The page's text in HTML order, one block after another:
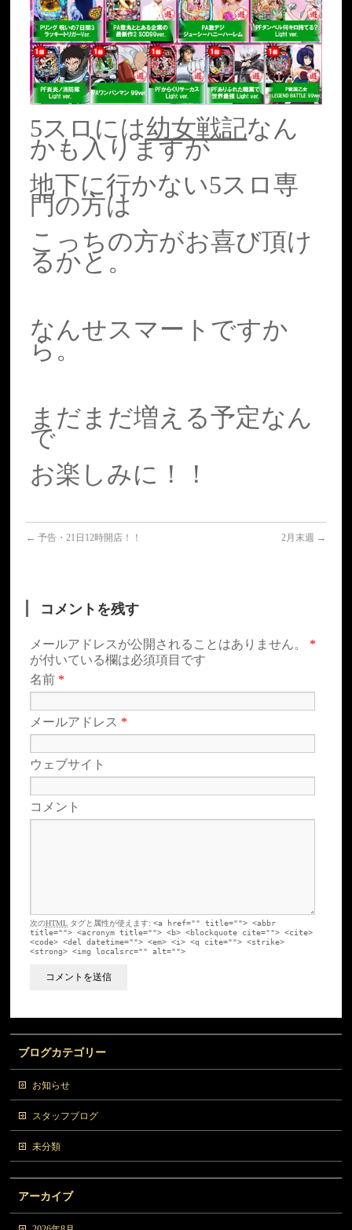
5スロには幼女戦記なん
かも入りますが
地下に行かない5スロ専
門の方は
こっちの方がお喜び頂け
るかと。
なんせスマートですか
ら。
まだまだ増える予定なん
で
お楽しみに！！
← 予告・21日12時開店！！ 2月末週 →
コメントを残す
メールアドレスが公開されることはありません。 *
が付いている欄は必須項目です
名前 *
メールアドレス *
ウェブサイト
コメント
次のHTML タグと属性が使えます:<a href="" title=""> <abbr
title=""> <acronym title=""> <b> <blockquote cite=""> <cite>
<code> <del datetime=""> <em> <i> <q cite=""> <strike>
<strong> <img localsrc="" alt="">
ブログカテゴリー
お知らせ
スタッフブログ
未分類
アーカイブ